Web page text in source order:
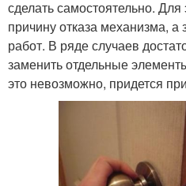
сделать самостоятельно. Для
причину отказа механизма, а
работ. В ряде случаев
заменить отдельные
это невозможно, придется